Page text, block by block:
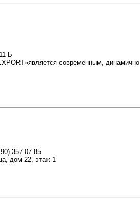
Б
современным, динамично
357 07 85
дом 22, этаж 1